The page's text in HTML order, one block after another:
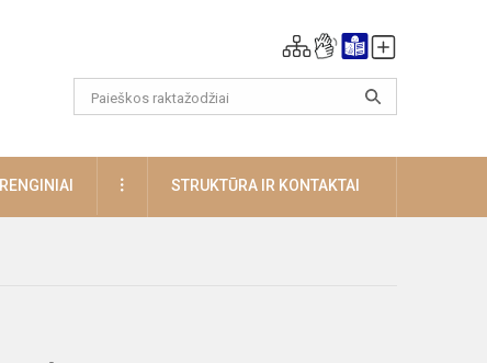
RENGINIAI DAUGIAUSTRUKTŪRA IR KONTAKTAI